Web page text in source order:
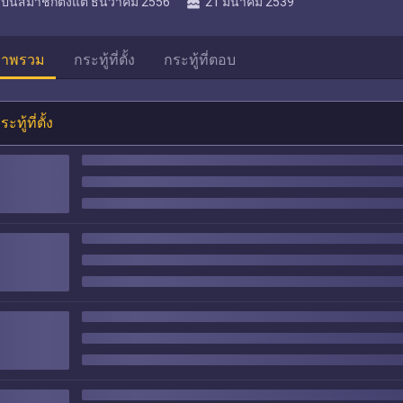
พรวม กระทู้ที่ตั้ง กระทู้ที่ตอบ
ะทู้ที่ตั้ง